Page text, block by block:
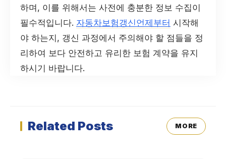
하며, 이를 위해서는 사전에 충분한 정보 수집이
필수적입니다. 자동차보험갱신언제부터 시작해
야 하는지, 갱신 과정에서 주의해야 할 점들을 정
리하여 보다 안전하고 유리한 보험 계약을 유지
하시기 바랍니다.
Related Posts MORE